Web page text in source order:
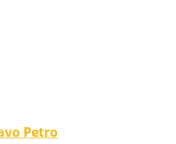
Petro